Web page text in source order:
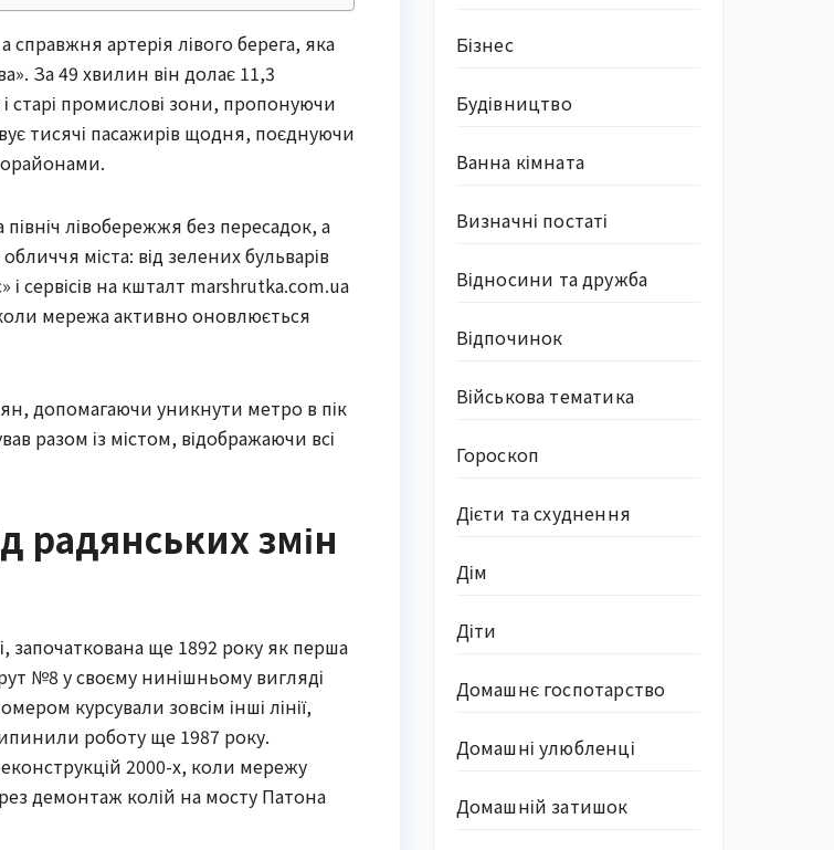
артерія лівого берега, яка
За 49 хвилин він долає 11,3
старі промислові зони, пропонуючи
тисячі пасажирів щодня, поєднуючи
лівобережжя без пересадок, а
міста: від зелених бульварів
сервісів на кшталт marshrutka.com.ua
коли мережа активно оновлюється
допомагаючи уникнути метро в пік
разом із містом, відображаючи всі
радянських змін
ще 1892 року як перша
№8 у своєму нинішньому вигляді
курсували зовсім інші лінії,
роботу ще 1987 року.
2000-х, коли мережу
демонтаж колій на мосту Патона
Бізнес
Будівництво
Ванна кімната
Визначні постаті
Відносини та дружба
Відпочинок
Військова тематика
Гороскоп
Дієти та схуднення
Дім
Діти
Домашнє госпотарство
Домашні улюбленці
Домашній затишок